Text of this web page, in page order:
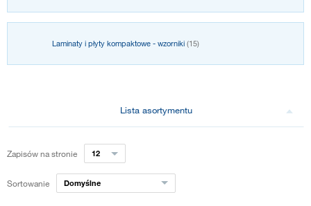
Laminaty i płyty kompaktowe - wzorniki (15)
Lista asortymentu
Zapisów na stronie 12
Sortowanie Domyślne